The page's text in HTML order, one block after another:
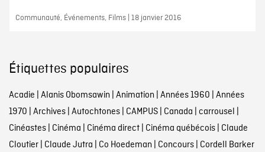
Communauté, Événements, Films | 18 janvier 2016
Étiquettes populaires
Acadie | Alanis Obomsawin | Animation | Années 1960 | Années
1970 | Archives| Autochtones| CAMPUS| Canada | carrousel |
Cinéastes| Cinéma | Cinéma direct| Cinéma québécois| Claude
Cloutier| Claude Jutra | Co Hoedeman | Concours| Cordell Barker